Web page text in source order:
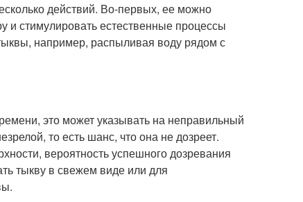
действий. Во-первых, ее можно
и стимулировать естественные процессы
например, распыливая воду рядом с
это может указывать на неправильный
то есть шанс, что она не дозреет.
вероятность успешного дозревания
тыкву в свежем виде или для